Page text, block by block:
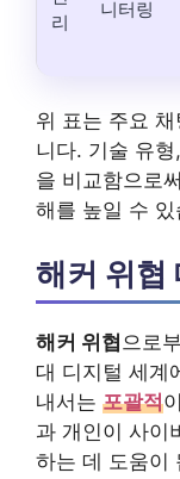
리
니터링
위 표는 주요
니다. 기술 유
을 비교함으로
해를 높일 수 있
해커 위협
해커 위협 으로
대 디지털 세계
내서는 포괄적
과 개인이 사이
하는 데 도움이